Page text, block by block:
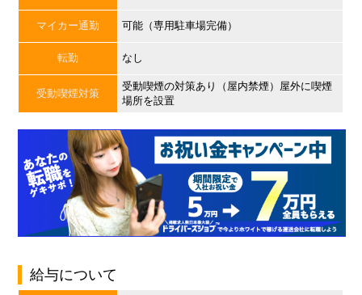
マイカー通勤 可能（専用駐車場完備）
転勤 なし
受動喫煙対策
受動喫煙の対策あり（屋内禁煙）屋外に喫煙
場所を設置
給与について